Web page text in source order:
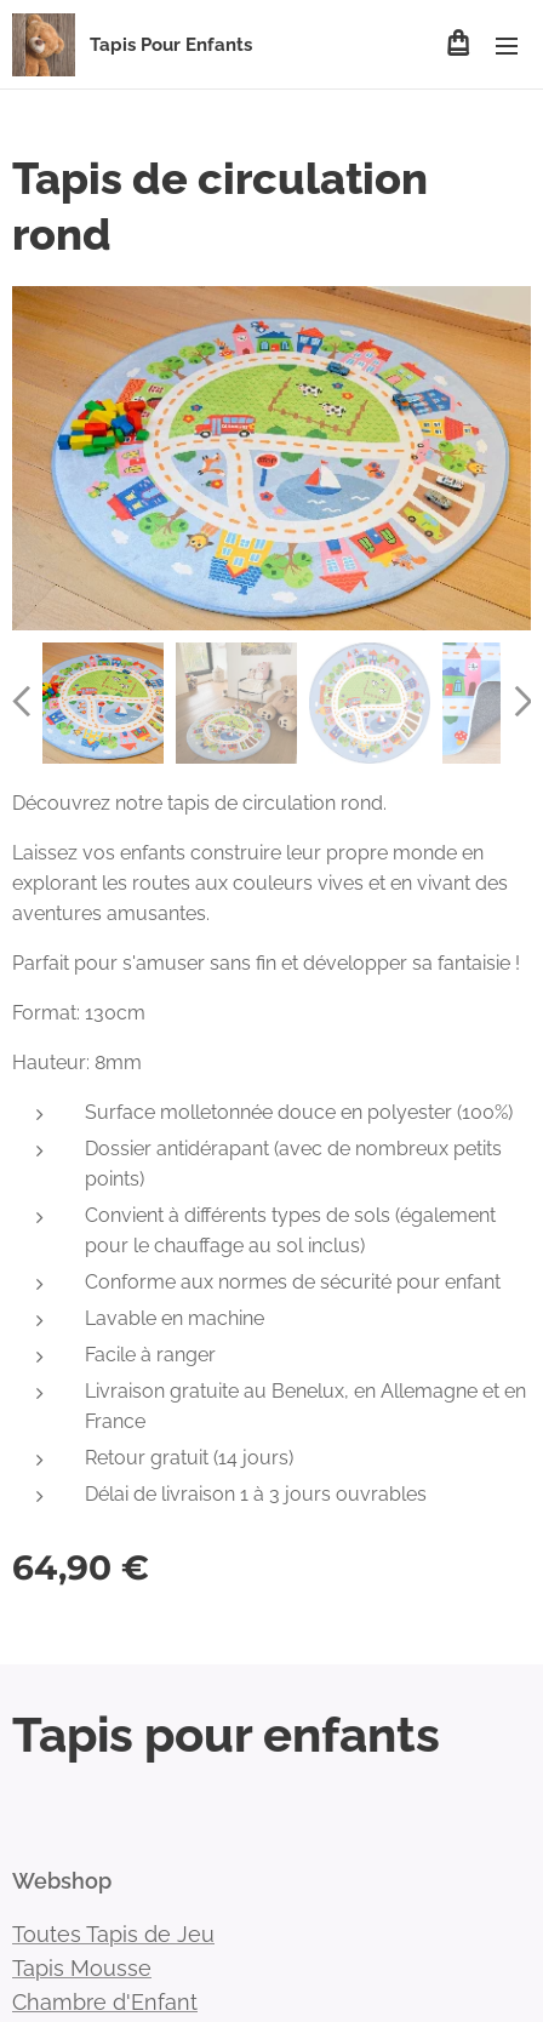
Tapis Pour Enfants
Tapis de circulation
rond
Découvrez notre tapis de circulation rond.
Laissez vos enfants construire leur propre monde en
explorant les routes aux couleurs vives et en vivant des
aventures amusantes.
Parfait pour s'amuser sans fin et développer sa fantaisie !
Format: 130cm
Hauteur: 8mm
Surface molletonnée douce en polyester (100%)
Dossier antidérapant (avec de nombreux petits
points)
Convient à différents types de sols (également
pour le chauffage au sol inclus)
Conforme aux normes de sécurité pour enfant
Lavable en machine
Facile à ranger
Livraison gratuite au Benelux, en Allemagne et en
France
Retour gratuit (14 jours)
Délai de livraison 1 à 3 jours ouvrables
64,90 €
Tapis pour enfants
Webshop
Toutes Tapis de Jeu
Tapis Mousse
Chambre d'Enfant